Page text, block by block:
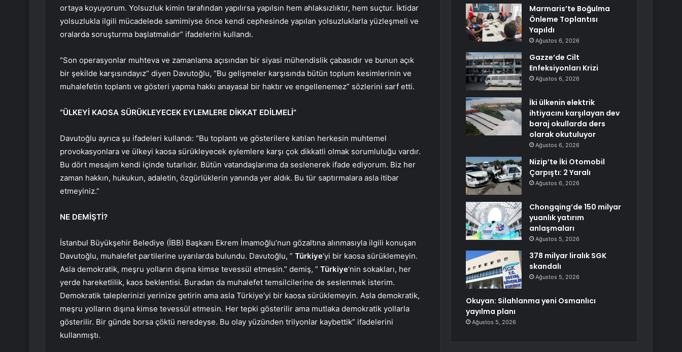
ortaya koyuyorum. Yolsuzluk kimin tarafından yapılırsa yapılsın hem ahlaksızlıktır, hem suçtur. İktidar
yolsuzlukla ilgili mücadelede samimiyse önce kendi cephesinde yapılan yolsuzluklarla yüzleşmeli ve
oralarda soruşturma başlatmalıdır” ifadelerini kullandı.
“Son operasyonlar muhteva ve zamanlama açısından bir siyasi mühendislik çabasıdır ve bunun açık
bir şekilde karşısındayız” diyen Davutoğlu, “Bu gelişmeler karşısında bütün toplum kesimlerinin ve
muhalefetin toplantı ve gösteri yapma hakkı anayasal bir haktır ve engellenemez” sözlerini sarf etti.
“ÜLKEYİ KAOSA SÜRÜKLEYECEK EYLEMLERE DİKKAT EDİLMELİ”
Davutoğlu ayrıca şu ifadeleri kullandı: “Bu toplantı ve gösterilere katılan herkesin muhtemel
provokasyonlara ve ülkeyi kaosa sürükleyecek eylemlere karşı çok dikkatli olmak sorumluluğu vardır.
Bu dört mesajım kendi içinde tutarlıdır. Bütün vatandaşlarıma da seslenerek ifade ediyorum. Biz her
zaman hakkın, hukukun, adaletin, özgürlüklerin yanında yer aldık. Bu tür saptırmalara asla itibar
etmeyiniz.”
NE DEMİŞTİ?
İstanbul Büyükşehir Belediye (İBB) Başkanı Ekrem İmamoğlu’nun gözaltına alınmasıyla ilgili konuşan
Davutoğlu, muhalefet partilerine uyarılarda bulundu. Davutoğlu, ” Türkiye‘yi bir kaosa sürüklemeyin.
Asla demokratik, meşru yolların dışına kimse tevessül etmesin.” demiş, ” Türkiye‘nin sokakları, her
yerde hareketlilik, kaos beklentisi. Buradan da muhalefet temsilcilerine de seslenmek isterim.
Demokratik taleplerinizi yerinize getirin ama asla Türkiye’yi bir kaosa sürüklemeyin. Asla demokratik,
meşru yolların dışına kimse tevessül etmesin. Her tepki gösterilir ama mutlaka demokratik yollarla
gösterilir. Bir günde borsa çöktü neredeyse. Bu olay yüzünden trilyonlar kaybettik” ifadelerini
kullanmıştı.
Marmaris’te Boğulma
Önleme Toplantısı
Yapıldı
Ağustos 6, 2026
Gazze’de Cilt
Enfeksiyonları Krizi
Ağustos 6, 2026
İki ülkenin elektrik
ihtiyacını karşılayan dev
baraj okullarda ders
olarak okutuluyor
Ağustos 6, 2026
Nizip’te İki Otomobil
Çarpıştı: 2 Yaralı
Ağustos 6, 2026
Chongqing’de 150 milyar
yuanlık yatırım
anlaşmaları
Ağustos 5, 2026
378 milyar liralık SGK
skandalı
Ağustos 5, 2026
Okuyan: Silahlanma yeni Osmanlıcı
yayılma planı
Ağustos 5, 2026